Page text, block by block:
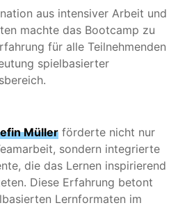
aus intensiver Arbeit und
machte das Bootcamp zu
für alle Teilnehmenden
spielbasierter
Müller förderte nicht nur
sondern integrierte
die das Lernen inspirierend
Diese Erfahrung betont
Lernformaten im